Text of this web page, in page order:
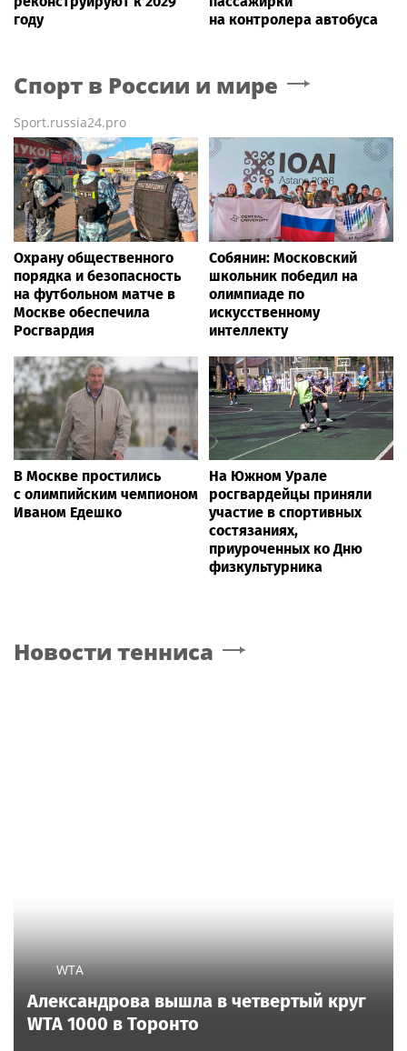
году
на контролера автобуса
Спорт в России и мире
Sport.russia24.pro
Охрану общественного
порядка и безопасность
на футбольном матче в
Москве обеспечила
Росгвардия
Собянин: Московский
школьник победил на
олимпиаде по
искусственному
интеллекту
В Москве простились
с олимпийским чемпионом
Иваном Едешко
На Южном Урале
росгвардейцы приняли
участие в спортивных
состязаниях,
приуроченных ко Дню
физкультурника
Новости тенниса
WTA
Александрова вышла в четвертый круг
WTA 1000 в Торонто